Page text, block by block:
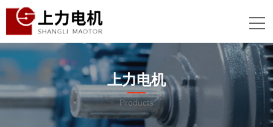
上力电机
Products